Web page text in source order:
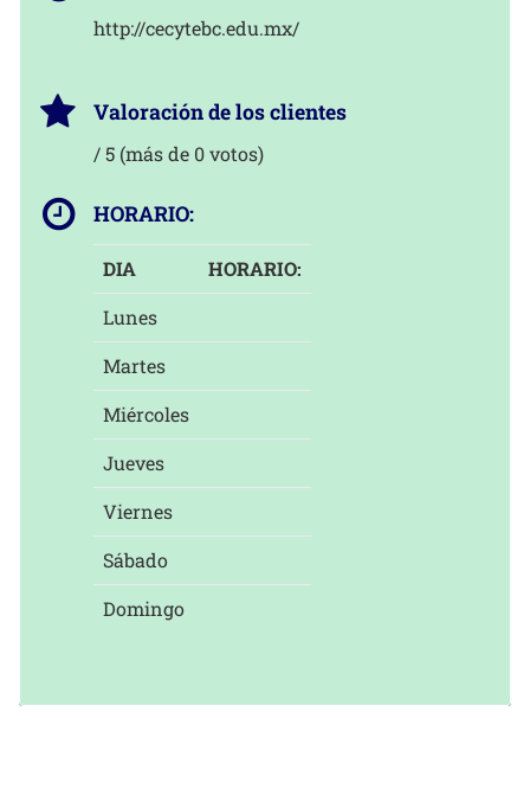
http://cecytebc.edu.mx/
Valoración de los clientes
/ 5 (más de 0 votos)
HORARIO:
DIA
HORARIO:
Lunes
Martes
Miércoles
Jueves
Viernes
Sábado
Domingo